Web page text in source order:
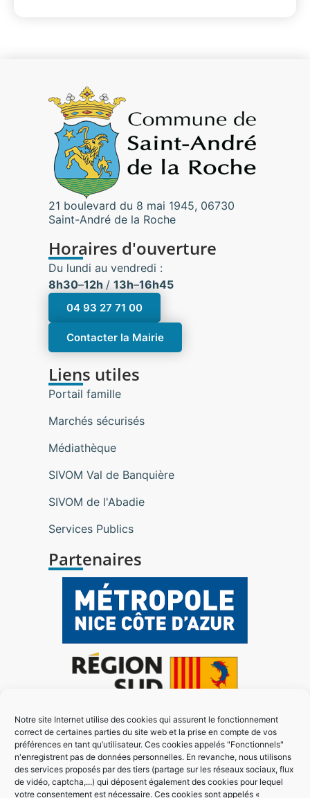
Notre site Internet utilise des cookies qui assurent le fonctionnement
correct de certaines parties du site web et la prise en compte de vos
préférences en tant qu’utilisateur. Ces cookies appelés "Fonctionnels"
n'enregistrent pas de données personnelles. En revanche, nous utilisons
des services proposés par des tiers (partage sur les réseaux sociaux, flux
de vidéo, captcha,...) qui déposent également des cookies pour lequel
votre consentement est nécessaire. Ces cookies sont appelés «
21 boulevard du 8 mai 1945, 06730
Saint-André de la Roche
Horaires d'ouverture
Du lundi au vendredi :
8h30–12h / 13h–16h45
04 93 27 71 00
Contacter la Mairie
Liens utiles
Portail famille
Marchés sécurisés
Médiathèque
SIVOM Val de Banquière
SIVOM de l'Abadie
Services Publics
Partenaires